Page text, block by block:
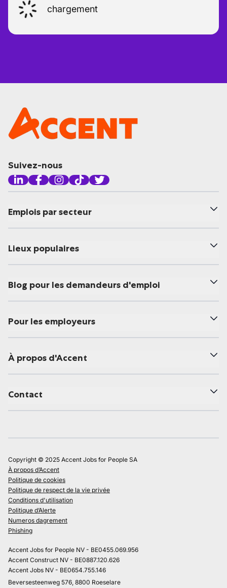
chargement
Suivez-nous
Emplois par secteur
Lieux populaires
Blog pour les demandeurs d'emploi
Pour les employeurs
À propos d'Accent
Contact
Copyright © 2025 Accent Jobs for People SA
À propos d’Accent
Politique de cookies
Politique de respect de la vie privée
Conditions d'utilisation
Politique d’Alerte
Numeros dagrement
Phishing
Accent Jobs for People NV - BE0455.069.956
Accent Construct NV - BE0887.120.626
Accent Jobs NV - BE0654.755.146
Beversesteenweg 576, 8800 Roeselare